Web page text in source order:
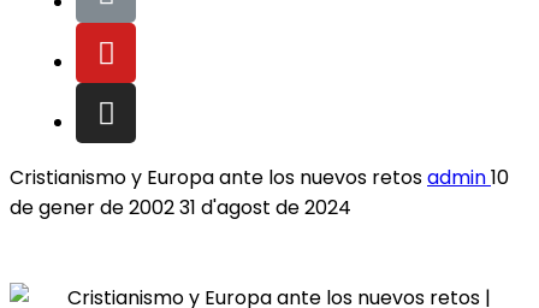
Cristianismo y Europa ante los nuevos retosadmin10
de gener de 200231 d'agost de 2024